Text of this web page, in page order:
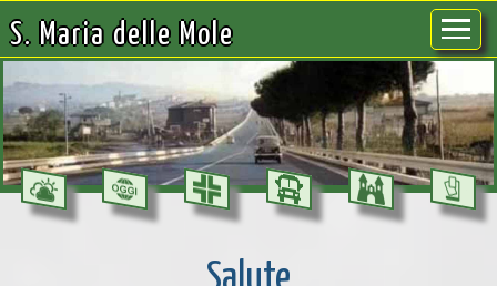
S. Maria delle Mole